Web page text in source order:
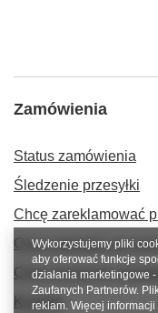
Zamówienia
Status zamówienia
Śledzenie przesyłki
Chcę zareklamować
Chcę odstąpić od
Chcę wymienić
Kontakt
Wykorzystujemy pliki
aby oferować funkcje
działania marketingowe
Zaufanych Partnerów.
reklam. Więcej